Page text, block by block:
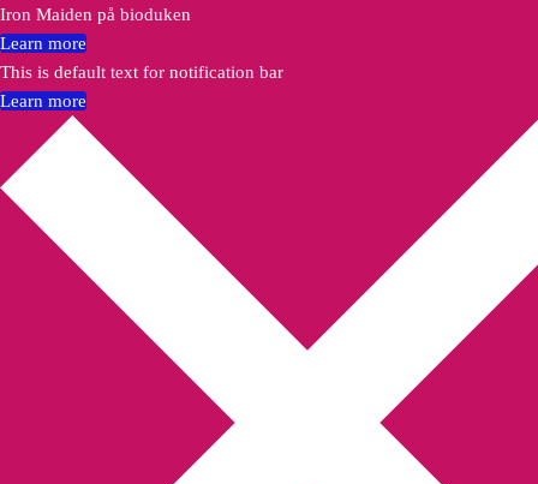
Iron Maiden på bioduken
Learn more
This is default text for notification bar
Learn more